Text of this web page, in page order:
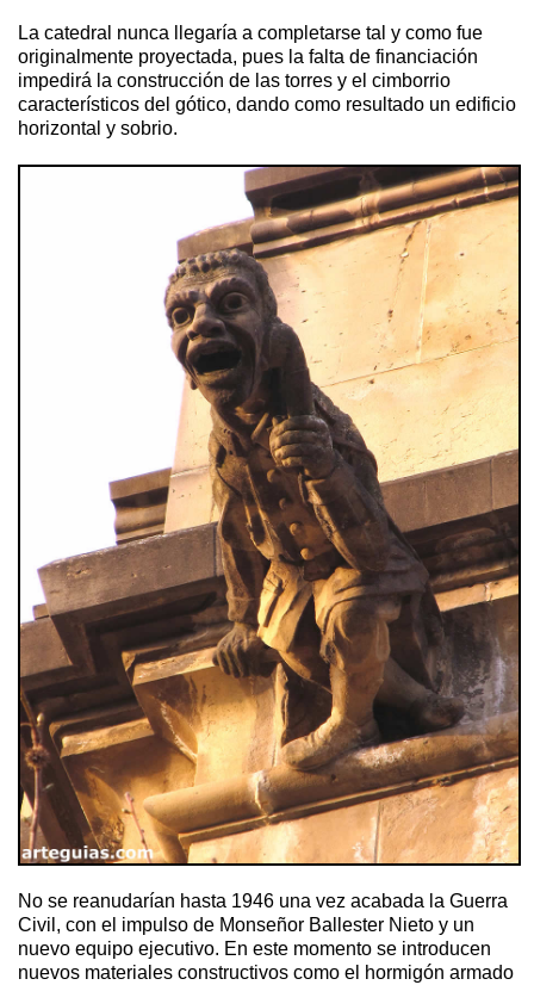
La catedral nunca llegaría a completarse tal y como fue
originalmente proyectada, pues la falta de financiación
impedirá la construcción de las torres y el cimborrio
característicos del gótico, dando como resultado un edificio
horizontal y sobrio.
No se reanudarían hasta 1946 una vez acabada la Guerra
Civil, con el impulso de Monseñor Ballester Nieto y un
nuevo equipo ejecutivo. En este momento se introducen
nuevos materiales constructivos como el hormigón armado